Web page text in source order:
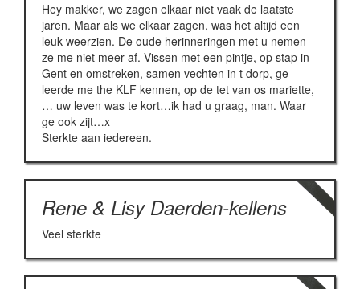
Hey makker, we zagen elkaar niet vaak de laatste
jaren. Maar als we elkaar zagen, was het altijd een
leuk weerzien. De oude herinneringen met u nemen
ze me niet meer af. Vissen met een pintje, op stap in
Gent en omstreken, samen vechten in t dorp, ge
leerde me the KLF kennen, op de tet van os mariette,
… uw leven was te kort…ik had u graag, man. Waar
ge ook zijt…x
Sterkte aan iedereen.
Rene & Lisy Daerden-kellens
Veel sterkte